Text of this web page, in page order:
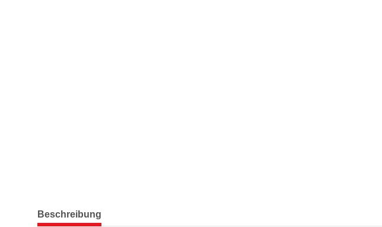
weitere Registerkarten anzeigen
Beschreibung